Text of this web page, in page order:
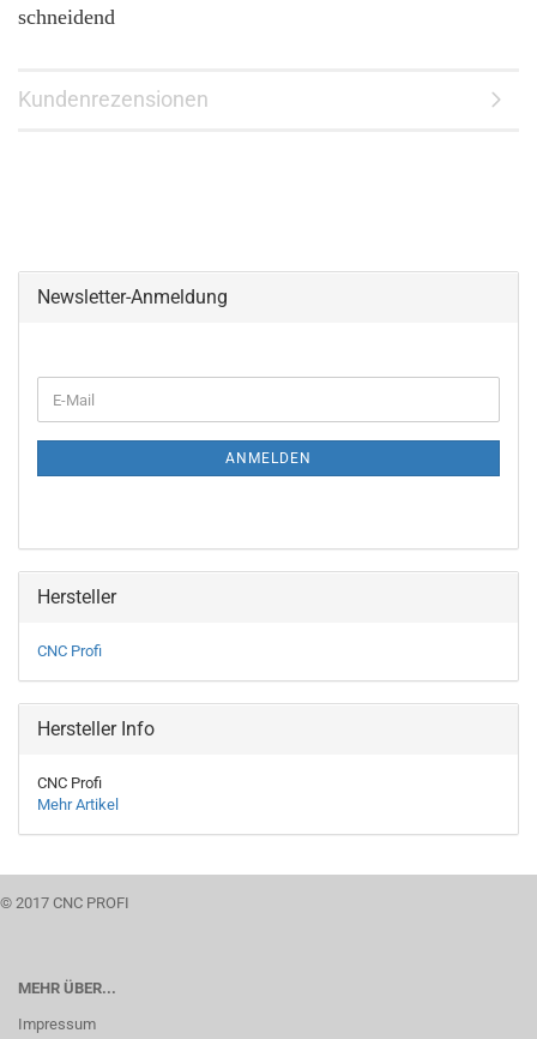
schneidend
Kundenrezensionen
Newsletter-Anmeldung
ZUR
E-
Mail
ANMELDEN
Hersteller
CNC Profi
Hersteller Info
CNC Profi
Mehr Artikel
© 2017 CNC PROFI
MEHR ÜBER...
Impressum